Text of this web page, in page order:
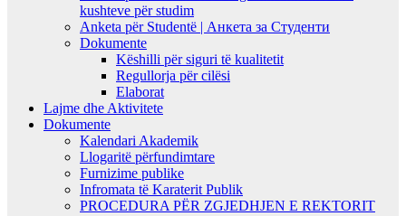
kushteve për studim
Anketa për Studentë | Анкета за Студенти
Dokumente
Këshilli për siguri të kualitetit
Regullorja për cilësi
Elaborat
Lajme dhe Aktivitete
Dokumente
Kalendari Akademik
Llogaritë përfundimtare
Furnizime publike
Infromata të Karaterit Publik
PROCEDURA PËR ZGJEDHJEN E REKTORIT